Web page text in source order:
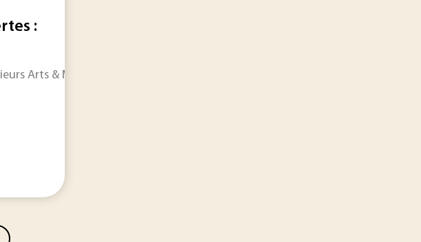
des avancées qui peuvent changer l’horizon des sciences et de la
:
Arts & Métiers, cette initiative inédite permettra aux Français – petits et